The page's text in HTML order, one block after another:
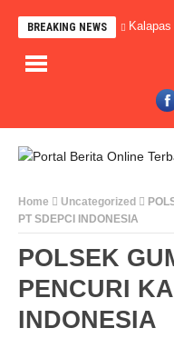
BREAKING NEWS
Home Uncategorized
PT SDEPCI INDONESIA
POLSEK
PENCURI
INDONESIA